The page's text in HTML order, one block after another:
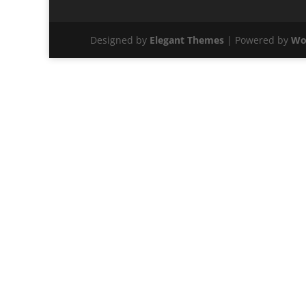
Designed by Elegant Themes | Powered by